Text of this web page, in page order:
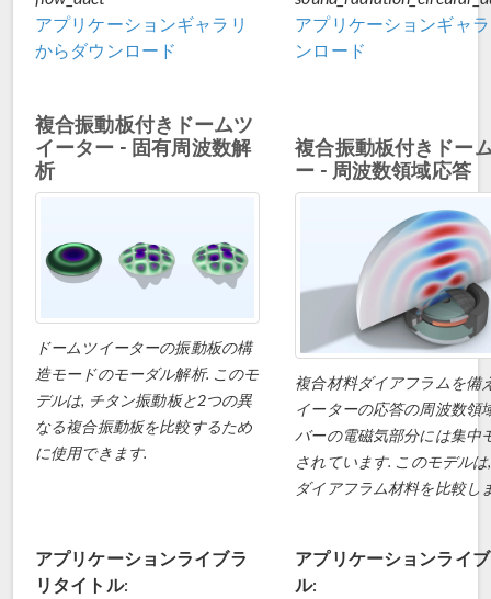
アプリケーションギャラリ
からダウンロード
アプリケーションギャ
ンロード
複合振動板付きドームツ
イーター - 固有周波数解
析
ドームツイーターの振動板の構
造モードのモーダル解析. このモ
デルは, チタン振動板と2つの異
なる複合振動板を比較するため
に使用できます.
アプリケーションライブラ
リタイトル:
複合振動板付きドー
ー - 周波数領域応答
複合材料ダイアフラムを備
イーターの応答の周波数領
バーの電磁気部分には集中
されています. このモデル
ダイアフラム材料を比較し
アプリケーションライ
ル: